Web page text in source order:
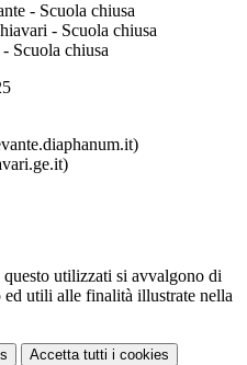
- Scuola chiusa
- Scuola chiusa
Scuola chiusa
utilizzati si avvalgono di
ed utili alle finalità illustrate nella
Accetta tutti i cookies